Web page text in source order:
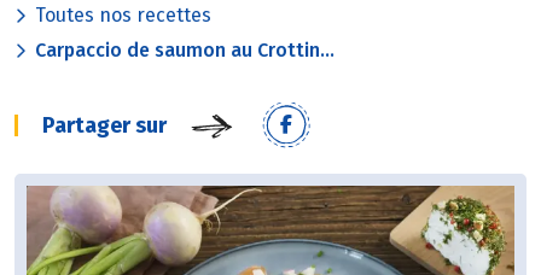
Toutes nos recettes
Carpaccio de saumon au Crottin...
Partager sur